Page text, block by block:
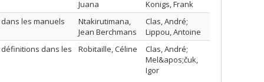
Juana
Konigs, Frank
les manuels
Ntakirutimana,
Jean Berchmans
Clas, André;
Lippou, Antoine
dans les
Robitaille, Céline
Clas, André;
Mel&apos;čuk,
Igor